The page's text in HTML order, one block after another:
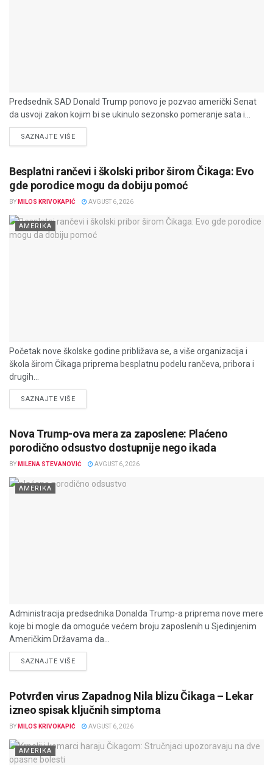
Predsednik SAD Donald Trump ponovo je pozvao američki Senat
da usvoji zakon kojim bi se ukinulo sezonsko pomeranje sata i...
SAZNAJTE VIŠEDETAILS
Besplatni rančevi i školski pribor širom Čikaga: Evo
gde porodice mogu da dobiju pomoć
BY MILOS KRIVOKAPIĆ AVGUST 6, 2026
AMERIKA
Početak nove školske godine približava se, a više organizacija i
škola širom Čikaga priprema besplatnu podelu rančeva, pribora i
drugih...
SAZNAJTE VIŠEDETAILS
Nova Trump-ova mera za zaposlene: Plaćeno
porodično odsustvo dostupnije nego ikada
BY MILENA STEVANOVIĆ AVGUST 6, 2026
AMERIKA
Administracija predsednika Donalda Trump-a priprema nove mere
koje bi mogle da omoguće većem broju zaposlenih u Sjedinjenim
Američkim Državama da...
SAZNAJTE VIŠEDETAILS
Potvrđen virus Zapadnog Nila blizu Čikaga – Lekar
izneo spisak ključnih simptoma
BY MILOS KRIVOKAPIĆ AVGUST 6, 2026
AMERIKA